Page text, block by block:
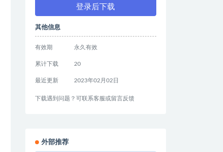
登录后下载
其他信息
有效期 永久有效
累计下载 20
最近更新 2023年02月02日
下载遇到问题？可联系客服或留言反馈
外部推荐